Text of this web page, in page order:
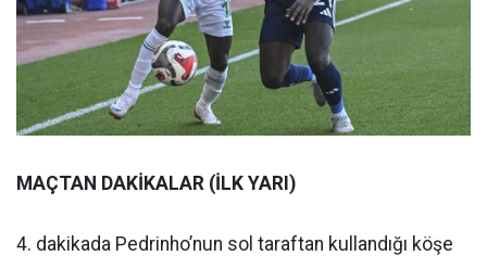
MAÇTAN DAKİKALAR (İLK YARI)
4. dakikada Pedrinho’nun sol taraftan kullandığı köşe